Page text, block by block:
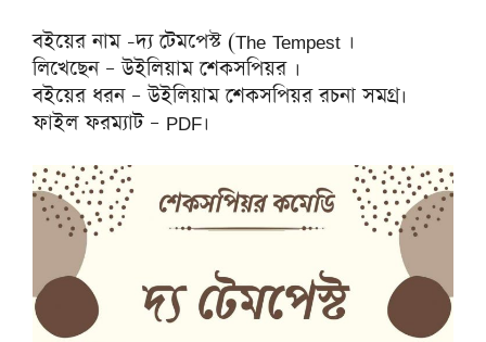
বইয়ের নাম -দ্য টেমপেস্ট (The Tempest ।
লিখেছেন – উইলিয়াম শেকসপিয়র ।
বইয়ের ধরন – উইলিয়াম শেকসপিয়র রচনা সমগ্র।
ফাইল ফরম্যাট – PDF।